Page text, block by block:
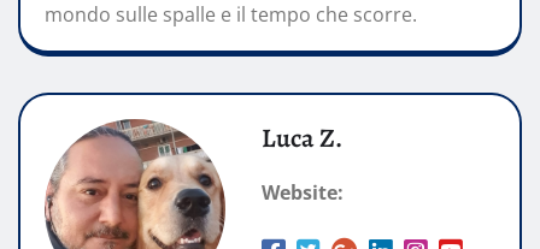
mondo sulle spalle e il tempo che scorre.
Luca Z.
Website: